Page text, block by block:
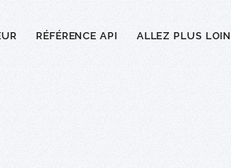
RÉFÉRENCE API ALLEZ PLUS LOIN